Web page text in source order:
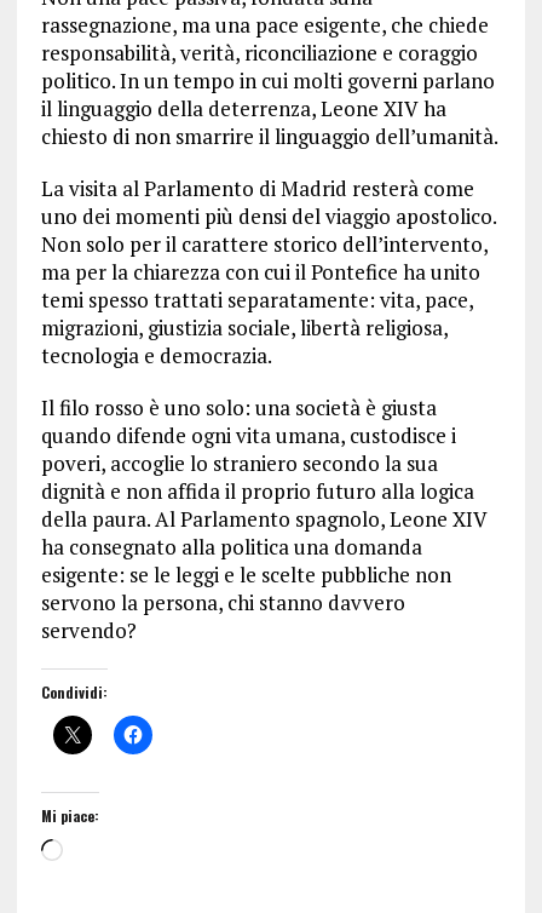
rassegnazione, ma una pace esigente, che chiede
responsabilità, verità, riconciliazione e coraggio
politico. In un tempo in cui molti governi parlano
il linguaggio della deterrenza, Leone XIV ha
chiesto di non smarrire il linguaggio dell’umanità.
La visita al Parlamento di Madrid resterà come
uno dei momenti più densi del viaggio apostolico.
Non solo per il carattere storico dell’intervento,
ma per la chiarezza con cui il Pontefice ha unito
temi spesso trattati separatamente: vita, pace,
migrazioni, giustizia sociale, libertà religiosa,
tecnologia e democrazia.
Il filo rosso è uno solo: una società è giusta
quando difende ogni vita umana, custodisce i
poveri, accoglie lo straniero secondo la sua
dignità e non affida il proprio futuro alla logica
della paura. Al Parlamento spagnolo, Leone XIV
ha consegnato alla politica una domanda
esigente: se le leggi e le scelte pubbliche non
servono la persona, chi stanno davvero
servendo?
Condividi:
Mi piace: